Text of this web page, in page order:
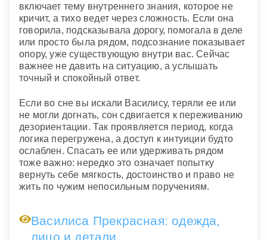
включает тему внутреннего знания, которое не
кричит, а тихо ведет через сложность. Если она
говорила, подсказывала дорогу, помогала в деле
или просто была рядом, подсознание показывает
опору, уже существующую внутри вас. Сейчас
важнее не давить на ситуацию, а услышать
точный и спокойный ответ.
Если во сне вы искали Василису, теряли ее или
не могли догнать, сон сдвигается к переживанию
дезориентации. Так проявляется период, когда
логика перегружена, а доступ к интуиции будто
ослаблен. Спасать ее или удерживать рядом
тоже важно: нередко это означает попытку
вернуть себе мягкость, достоинство и право не
жить по чужим непосильным поручениям.
Василиса Прекрасная: одежда,
лицо и детали